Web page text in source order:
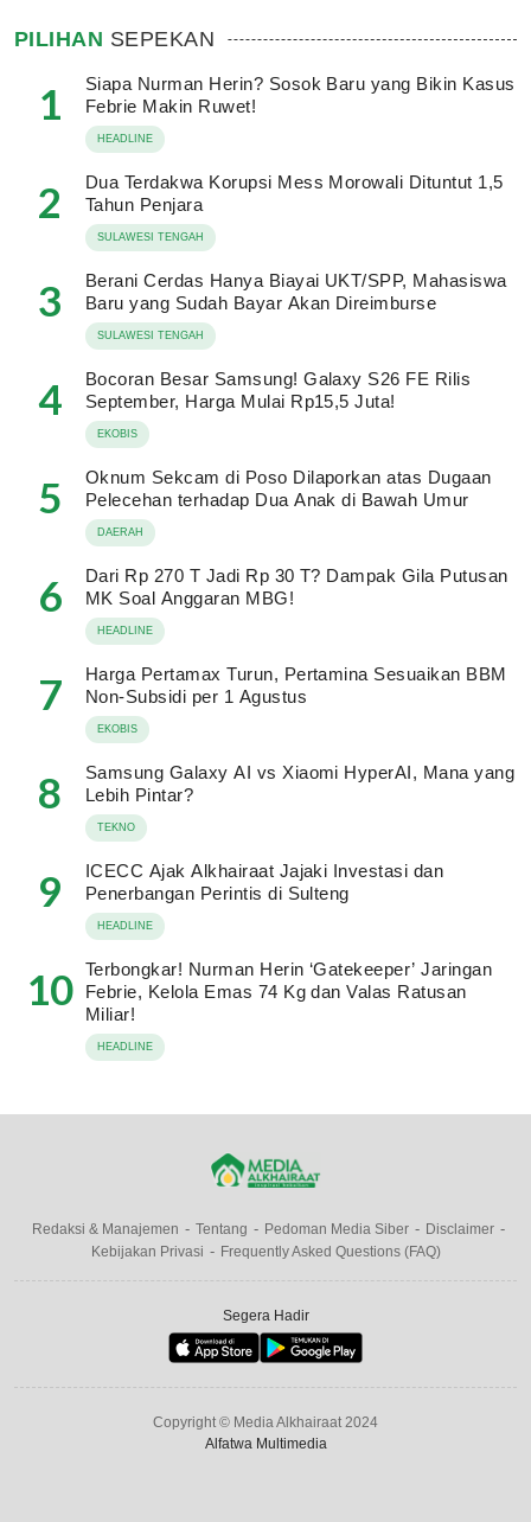
PILIHAN SEPEKAN
1
Siapa Nurman Herin? Sosok Baru yang Bikin Kasus
Febrie Makin Ruwet!
HEADLINE
2
Dua Terdakwa Korupsi Mess Morowali Dituntut 1,5
Tahun Penjara
SULAWESI TENGAH
3
Berani Cerdas Hanya Biayai UKT/SPP, Mahasiswa
Baru yang Sudah Bayar Akan Direimburse
SULAWESI TENGAH
4
Bocoran Besar Samsung! Galaxy S26 FE Rilis
September, Harga Mulai Rp15,5 Juta!
EKOBIS
5
Oknum Sekcam di Poso Dilaporkan atas Dugaan
Pelecehan terhadap Dua Anak di Bawah Umur
DAERAH
6
Dari Rp 270 T Jadi Rp 30 T? Dampak Gila Putusan
MK Soal Anggaran MBG!
HEADLINE
7
Harga Pertamax Turun, Pertamina Sesuaikan BBM
Non-Subsidi per 1 Agustus
EKOBIS
8
Samsung Galaxy AI vs Xiaomi HyperAI, Mana yang
Lebih Pintar?
TEKNO
9
ICECC Ajak Alkhairaat Jajaki Investasi dan
Penerbangan Perintis di Sulteng
HEADLINE
10 Terbongkar! Nurman Herin ‘Gatekeeper’ Jaringan
Febrie, Kelola Emas 74 Kg dan Valas Ratusan
Miliar!
HEADLINE
Redaksi & Manajemen Tentang Pedoman Media Siber
Disclaimer
Kebijakan Privasi
Frequently Asked Questions (FAQ)
Segera Hadir
Copyright © Media Alkhairaat 2024
Alfatwa Multimedia